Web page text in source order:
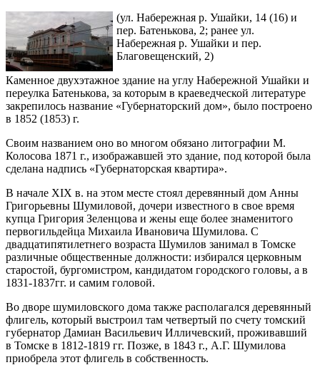
(ул. Набережная р. Ушайки, 14 (16) и
пер. Батенькова, 2; ранее ул.
Набережная р. Ушайки и пер.
Благовещенский, 2)
Каменное двухэтажное здание на углу Набережной Ушайки и
переулка Батенькова, за которым в краеведческой литературе
закрепилось название «Губернаторский дом», было построено
в 1852 (1853) г.
Своим названием оно во многом обязано литографии М.
Колосова 1871 г., изображавшей это здание, под которой была
сделана надпись «Губернаторская квартира».
В начале XIX в. на этом месте стоял деревянный дом Анны
Григорьевны Шумиловой, дочери известного в свое время
купца Григория Зеленцова и жены еще более знаменитого
первогильдейца Михаила Ивановича Шумилова. С
двадцатипятилетнего возраста Шумилов занимал в Томске
различные общественные должности: избирался церковным
старостой, бургомистром, кандидатом городского головы, а в
1831-1837гг. и самим головой.
Во дворе шумиловского дома также располагался деревянный
флигель, который выстроил там четвертый по счету томский
губернатор Дамиан Васильевич Илличевский, проживавший
в Томске в 1812-1819 гг. Позже, в 1843 г., А.Г. Шумилова
приобрела этот флигель в собственность.